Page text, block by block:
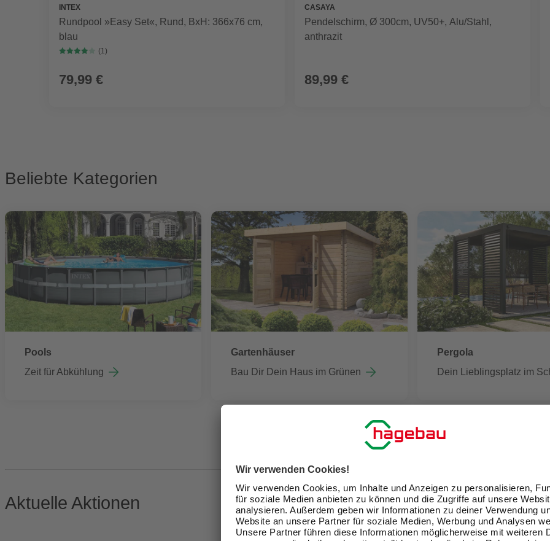
INTEX
Rundpool »Easy Set«, Rund, BxH: 366x76 cm,
blau
(1)
79,99 €
CASAYA
Pendelschirm, Ø 300cm, UV50+, Alu/Stahl,
anthrazit
89,99 €
Beliebte Kategorien
Pools
Zeit für Abkühlung
Gartenhäuser
Bau Dir Dein Haus im Grünen
Pergola
Dein Lieblingsplatz im
Aktuelle Aktionen